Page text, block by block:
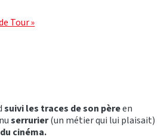
Tour »
suivi les traces de son pèreen
serrurier(un métier qui lui plaisait)
cinéma.